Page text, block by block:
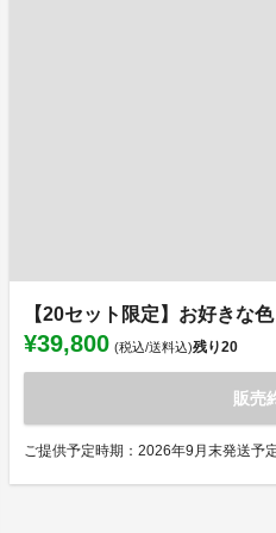
【20セット限定】お好きな
¥39,800 (税込/送料込)残り20
販売
ご提供予定時期：2026年9月末発送予